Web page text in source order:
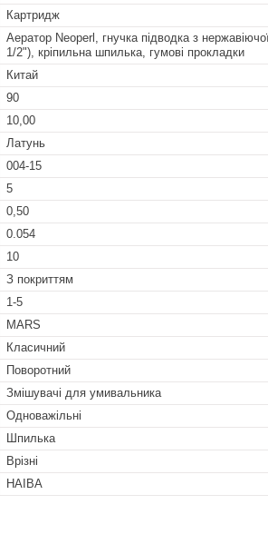
Картридж
Аератор Neoperl, гнучка підводка з
1/2"), кріпильна шпилька, гумові прокладки
Китай
90
10,00
Латунь
004-15
5
0,50
0.054
10
З покриттям
1-5
MARS
Класичний
Поворотний
Змішувачі для умивальника
Одноважільні
Шпилька
Врізні
HAIBA